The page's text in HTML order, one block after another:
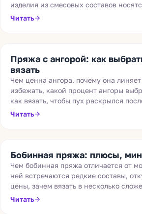
изделия из смесовых составов
Читать
Пряжа с ангорой: как
вязать
Чем ценна ангора, почему она линяет
избежать, какой процент ангоры
как вязать, чтобы пух раскрылся
Читать
Бобинная пряжа: плюсы,
Чем бобинная пряжа отличается от
ней встречаются редкие составы,
цены, зачем вязать в несколько
готовиться новичку.
Читать